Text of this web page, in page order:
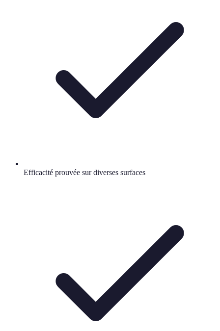
Efficacité prouvée sur diverses surfaces